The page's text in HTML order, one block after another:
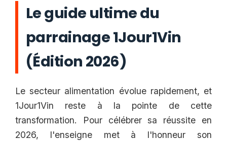
Le guide ultime du
parrainage 1Jour1Vin
(Édition 2026)
Le secteur alimentation évolue rapidement, et
1Jour1Vin reste à la pointe de cette
transformation. Pour célébrer sa réussite en
2026, l'enseigne met à l'honneur son